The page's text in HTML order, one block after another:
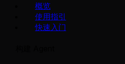
概览
使用指引
快速入门